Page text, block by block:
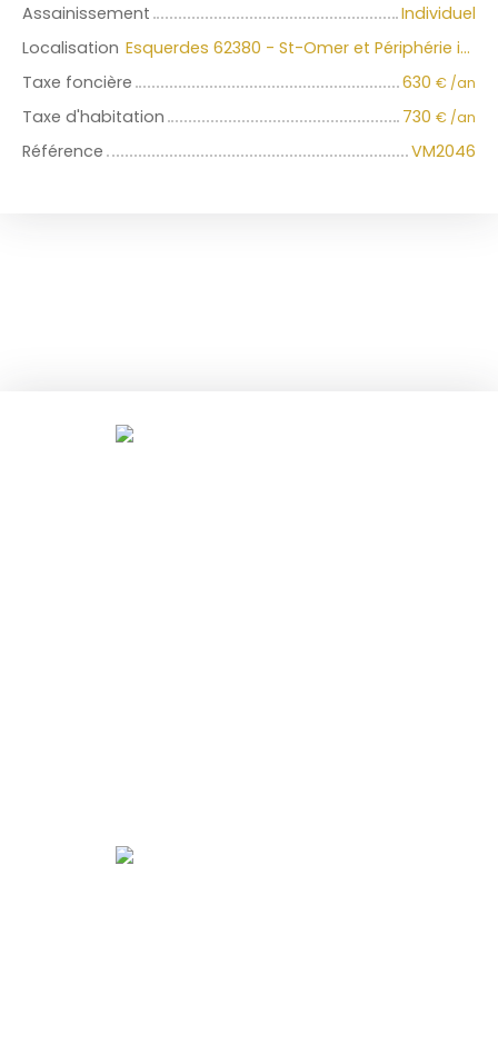
Assainissement
Individuel
Localisation
Esquerdes 62380 - St-Omer et Périphérie immédiate
Taxe foncière
630 € /an
Taxe d'habitation 730 € /an
Référence VM2046